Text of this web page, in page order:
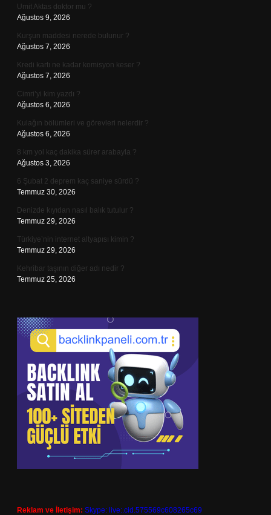
Umit Aktas doktor mu ?
Ağustos 9, 2026
Kurşun maddesi nerede bulunur ?
Ağustos 7, 2026
Kredi kartı ne kadar komisyon keser ?
Ağustos 7, 2026
Cimri’yi kim yazdı ?
Ağustos 6, 2026
Kulağın bölümleri ve görevleri nelerdir ?
Ağustos 6, 2026
8 km yol kaç dakika sürer arabayla ?
Ağustos 3, 2026
6 Şubat 2 deprem kaç saniye sürdü ?
Temmuz 30, 2026
Denizde kıyıdan nasıl balık tutulur ?
Temmuz 29, 2026
Türkiye’nin internet altyapısı kimin ?
Temmuz 29, 2026
Kehribar taşının diğer adı nedir ?
Temmuz 25, 2026
Reklam ve İletişim: Skype: live:.cid.575569c608265c69